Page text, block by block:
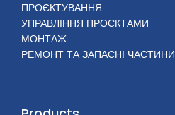
ПРОЄКТУВАННЯ
УПРАВЛІННЯ ПРОЄКТАМИ
МОНТАЖ
РЕМОНТ ТА ЗАПАСНІ ЧАСТИНИ